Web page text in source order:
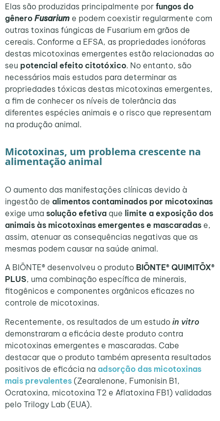
Elas são produzidas principalmente por fungos do
gênero Fusarium e podem coexistir regularmente com
outras toxinas fúngicas de Fusarium em grãos de
cereais. Conforme a EFSA, as propriedades ionóforas
destas micotoxinas emergentes estão relacionadas ao
seu potencial efeito citotóxico. No entanto, são
necessários mais estudos para determinar as
propriedades tóxicas destas micotoxinas emergentes,
a fim de conhecer os níveis de tolerância das
diferentes espécies animais e o risco que representam
na produção animal.
Micotoxinas, um problema crescente na
alimentação animal
O aumento das manifestações clínicas devido à
ingestão de alimentos contaminados por micotoxinas
exige uma solução efetiva que limite a exposição dos
animais às micotoxinas emergentes e mascaradas e,
assim, atenuar as consequências negativas que as
mesmas podem causar na saúde animal.
A BIŌNTE® desenvolveu o produto BIŌNTE® QUIMITŌX®
PLUS, uma combinação específica de minerais,
fitogênicos e componentes orgânicos eficazes no
controle de micotoxinas.
Recentemente, os resultados de um estudo in vitro
demonstraram a eficácia deste produto contra
micotoxinas emergentes e mascaradas. Cabe
destacar que o produto também apresenta resultados
positivos de eficácia na adsorção das micotoxinas
mais prevalentes (Zearalenone, Fumonisin B1,
Ocratoxina, micotoxina T2 e Aflatoxina FB1) validadas
pelo Trilogy Lab (EUA).